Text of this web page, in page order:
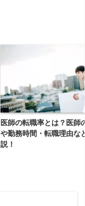
医師の転職率とは？医師
や勤務時間・転職理由な
説！